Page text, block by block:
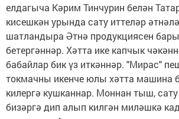
елдагыча Кәрим Тинчурин белән
кисешкән урында сату иттеләр
шатландыра Әтнә продукциясен
бетергәннәр. Хәтта ике капчык
бабайлар бик үз иткәннәр. "Мирас"
токмачны икенче юлы хәтта машина
килергә кушканнар. Моннан тыш,
бизәргә дип алып килгән миләшкә